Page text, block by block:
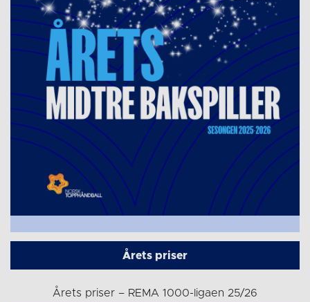
Årets priser
Årets priser – REMA 1000-ligaen 25/26